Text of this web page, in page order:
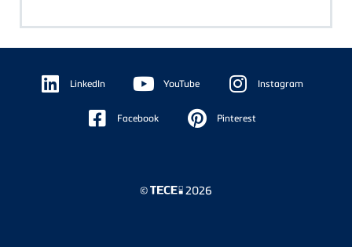
Floating
Sidebar LinkedIn YouTube Instagram
Facebook Pinterest
© 2026